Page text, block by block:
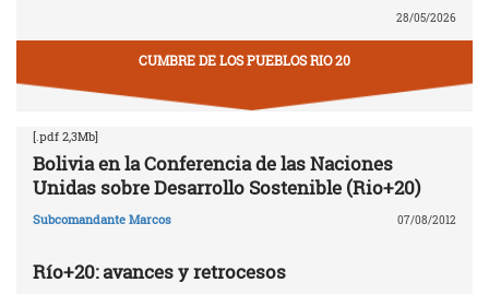
28/05/2026
CUMBRE DE LOS PUEBLOS RIO 20
[.pdf 2,3Mb]
Bolivia en la Conferencia de las Naciones
Unidas sobre Desarrollo Sostenible (Rio+20)
Subcomandante Marcos 07/08/2012
Río+20: avances y retrocesos